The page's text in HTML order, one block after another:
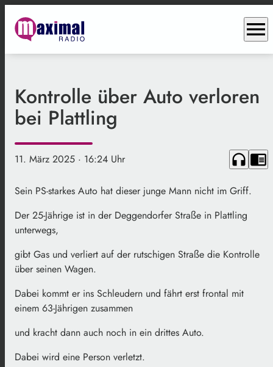
menu
Kontrolle über Auto verloren
bei Plattling
11. März 2025 · 16:24 Uhr headphones chrome_reader_mode
Sein PS-starkes Auto hat dieser junge Mann nicht im Griff.
Der 25-Jährige ist in der Deggendorfer Straße in Plattling
unterwegs,
gibt Gas und verliert auf der rutschigen Straße die Kontrolle
über seinen Wagen.
Dabei kommt er ins Schleudern und fährt erst frontal mit
einem 63-Jährigen zusammen
und kracht dann auch noch in ein drittes Auto.
Dabei wird eine Person verletzt.